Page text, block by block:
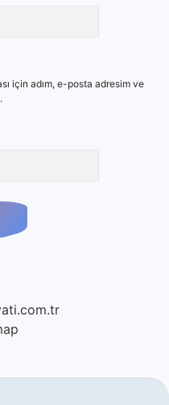
için adım, e-posta adresim ve